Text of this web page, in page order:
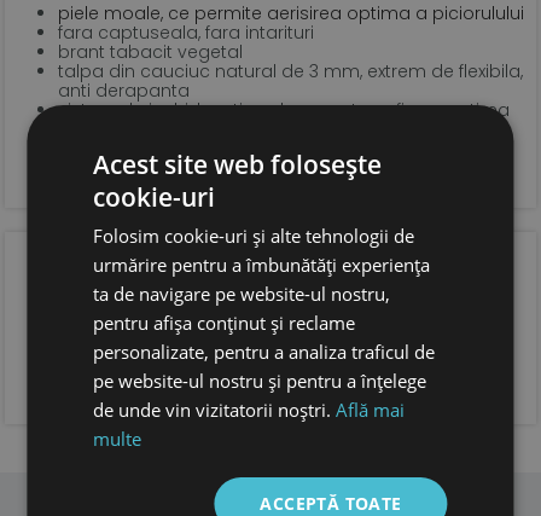
piele moale, ce permite aerisirea optima a piciorulului
fara captuseala, fara intarituri
brant tabacit vegetal
talpa din cauciuc natural de 3 mm, extrem de flexibila,
anti derapanta
sistem de inchidere tip velcro pentru o fixare optima
forma anatomica pentru copii, cu spatiu suficient
pentru degetele.
foarte usoare
OPINIA CLIENTILOR
ADAUGA OPINIA TA
Acest site web folosește
cookie-uri
Folosim cookie-uri și alte tehnologii de
urmărire pentru a îmbunătăți experiența
ta de navigare pe website-ul nostru,
pentru afișa conținut și reclame
personalizate, pentru a analiza traficul de
pe website-ul nostru și pentru a înțelege
de unde vin vizitatorii noștri.Află mai
multe
ACCEPTĂ TOATE